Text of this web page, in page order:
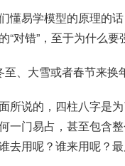
懂易学模型的原理的
“对错”，至于为什么要
至、大雪或者春节来换
所说的，四柱八字是
一门易占，甚至包含
去用呢？谁来用呢？